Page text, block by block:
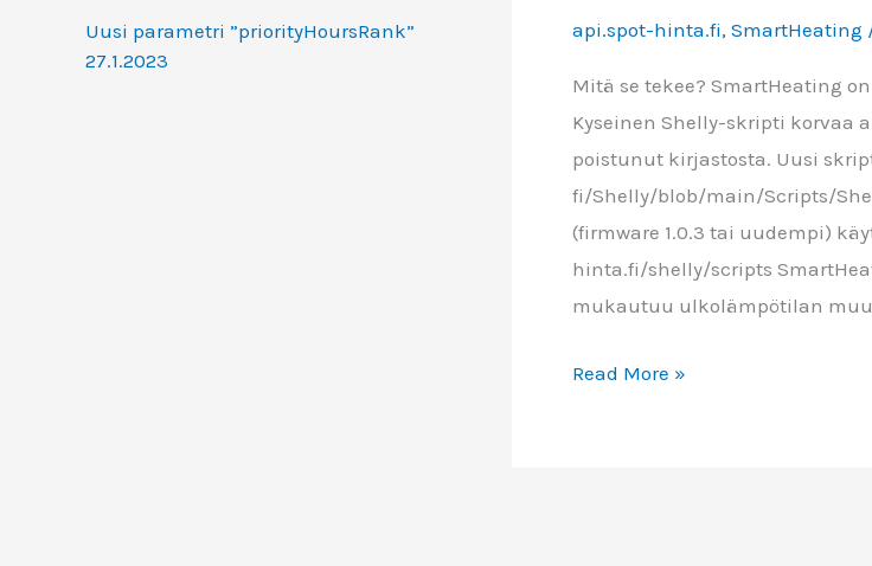
Uusi parametri ”priorityHoursRank”
27.1.2023
api.spot-hinta.fi, SmartHeating
Mitä se tekee? SmartHeating
Kyseinen Shelly-skripti korvaa
poistunut kirjastosta. Uusi
fi/Shelly/blob/main/Scripts/
(firmware 1.0.3 tai uudempi)
hinta.fi/shelly/scripts
mukautuu ulkolämpötilan
SmartHeating
Read More »